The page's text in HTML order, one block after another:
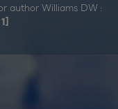
author Williams DW :